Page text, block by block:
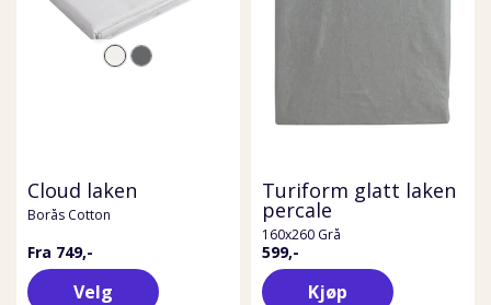
Cloud laken
Borås Cotton
Fra 749,-
Velg
Turiform glatt laken
percale
160x260 Grå
599,-
Kjøp